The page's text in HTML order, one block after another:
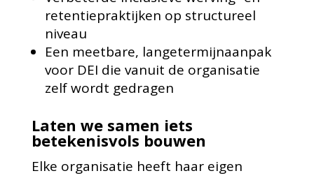
retentiepraktijken op structureel
niveau
Een meetbare, langetermijnaanpak
voor DEI die vanuit de organisatie
zelf wordt gedragen
Laten we samen iets
betekenisvols bouwen
Elke organisatie heeft haar eigen